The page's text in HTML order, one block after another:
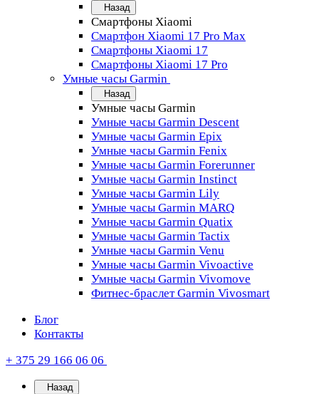
Назад
Смартфоны Xiaomi
Смартфон Xiaomi 17 Pro Max
Смартфоны Xiaomi 17
Смартфоны Xiaomi 17 Pro
Умные часы Garmin
Назад
Умные часы Garmin
Умные часы Garmin Descent
Умные часы Garmin Epix
Умные часы Garmin Fenix
Умные часы Garmin Forerunner
Умные часы Garmin Instinct
Умные часы Garmin Lily
Умные часы Garmin MARQ
Умные часы Garmin Quatix
Умные часы Garmin Tactix
Умные часы Garmin Venu
Умные часы Garmin Vivoactive
Умные часы Garmin Vivomove
Фитнес-браслет Garmin Vivosmart
Блог
Контакты
+ 375 29 166 06 06
Назад